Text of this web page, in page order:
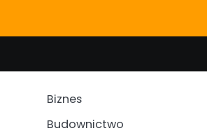
Biznes
Budownictwo